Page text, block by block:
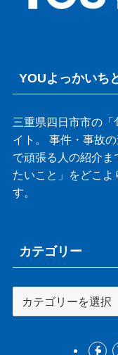
YOUよっかいち
三重県四日市市の
イト。 事件・事故
で頑張る人の紹介ま
たいこと」をどこよ
す。
カテゴリー
テ